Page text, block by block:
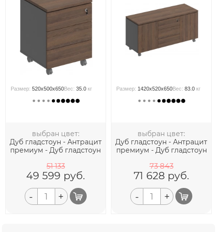
Размер:520x500x650Вес:35.0 кг
выбран цвет:
Дуб гладстоун - Антрацит
премиум - Дуб гладстоун
51 133
49 599 руб.
- +
Размер: 1420x520x650Вес:83.0 кг
выбран цвет:
Дуб гладстоун - Антрацит
премиум - Дуб гладстоун
73 843
71 628 руб.
- +